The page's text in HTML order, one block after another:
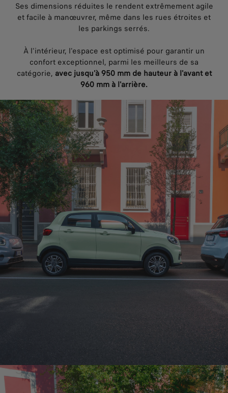
Ses dimensions réduites le rendent extrêmement agile
et facile à manœuvrer, même dans les rues étroites et
les parkings serrés.
À l'intérieur, l'espace est optimisé pour garantir un
confort exceptionnel, parmi les meilleurs de sa
catégorie, avec jusqu'à 950 mm de hauteur à l'avant et
960 mm à l'arrière.